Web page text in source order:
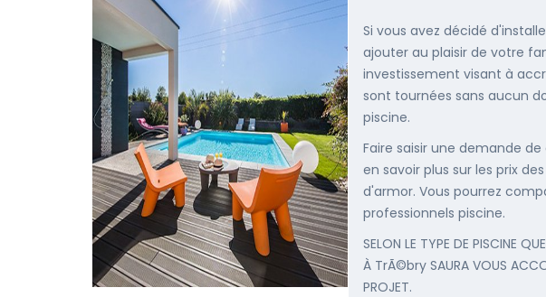
Si vous avez décidé
ajouter au plaisir de votre
investissement visant à
sont tournées sans aucun
piscine.
Faire saisir une demande
en savoir plus sur les prix
d'armor. Vous pourrez
professionnels piscine.
SELON LE TYPE DE PISCINE
À TrÃ©bry SAURA VOUS
PROJET.